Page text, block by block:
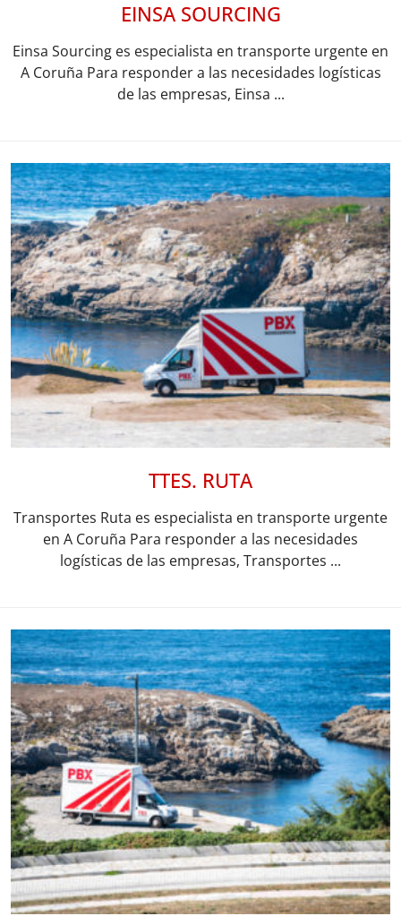
EINSA SOURCING
Einsa Sourcing es especialista en transporte urgente en
A Coruña Para responder a las necesidades logísticas
de las empresas, Einsa ...
TTES. RUTA
Transportes Ruta es especialista en transporte urgente
en A Coruña Para responder a las necesidades
logísticas de las empresas, Transportes ...